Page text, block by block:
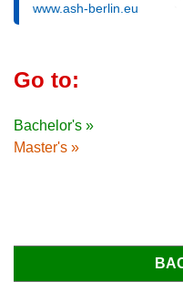
www.ash-berlin.eu
Go to:
Bachelor's »
Master's »